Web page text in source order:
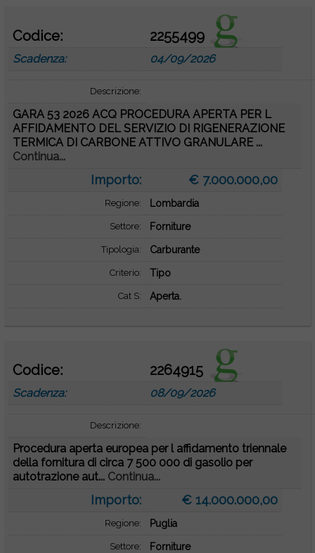
Codice: 2255499
Scadenza: 04/09/2026
Descrizione:
GARA 53 2026 ACQ PROCEDURA APERTA PER L
AFFIDAMENTO DEL SERVIZIO DI RIGENERAZIONE
TERMICA DI CARBONE ATTIVO GRANULARE ...
Continua...
Importo: € 7.000.000,00
Regione: Lombardia
Settore: Forniture
Tipologia: Carburante
Criterio: Tipo
Cat S: Aperta.
Codice: 2264915
Scadenza: 08/09/2026
Descrizione:
Procedura aperta europea per l affidamento triennale
della fornitura di circa 7 500 000 di gasolio per
autotrazione aut... Continua...
Importo: € 14.000.000,00
Regione: Puglia
Settore: Forniture